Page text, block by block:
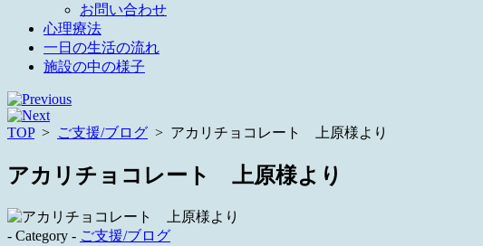
お問い合わせ
心理療法
一日の生活の流れ
施設の中の様子
TOP> ご支援/ブログ > アカリチョコレート 上原様より
アカリチョコレート 上原様より
- Category - ご支援/ブログ